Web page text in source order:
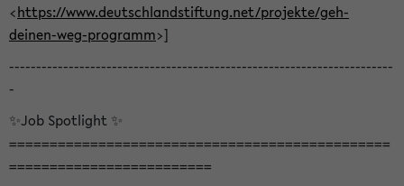
<https://www.deutschlandstiftung.net/projekte/geh-
deinen-weg-programm>]
-----------------------------------------------------------------------
-
✨Job Spotlight ✨
===============================================
=========================